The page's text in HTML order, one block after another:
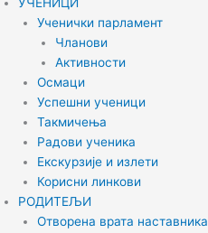
Ученички парламент
Чланови
Активности
Осмаци
Успешни ученици
Такмичења
Радови ученика
Екскурзије и излети
Корисни линкови
РОДИТЕЉИ
Отворена врата наставника